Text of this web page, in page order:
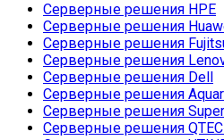
Серверные решения HPE
Серверные решения
Серверные решения
Серверные решения
Серверные решения Dell
Серверные решения
Серверные решения
Серверные решения